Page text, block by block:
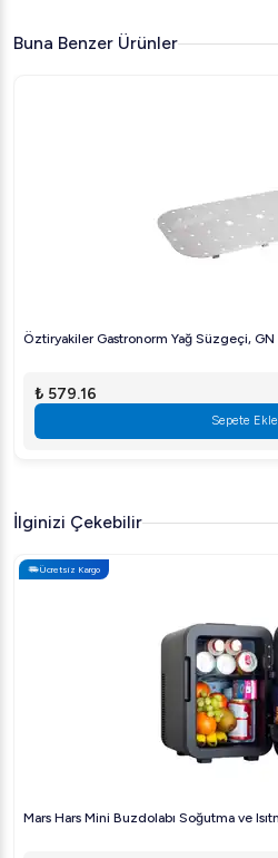
tasarımı ile hem ev hem de iş
Buna Benzer Ürünler
Öztiryakiler Gastronorm Yağ Süzgeçi, GN
₺ 579.16
Sepete Ekle
İlginizi Çekebilir
Ücretsiz Kargo
Mars Hars Mini Buzdolabı Soğutma ve